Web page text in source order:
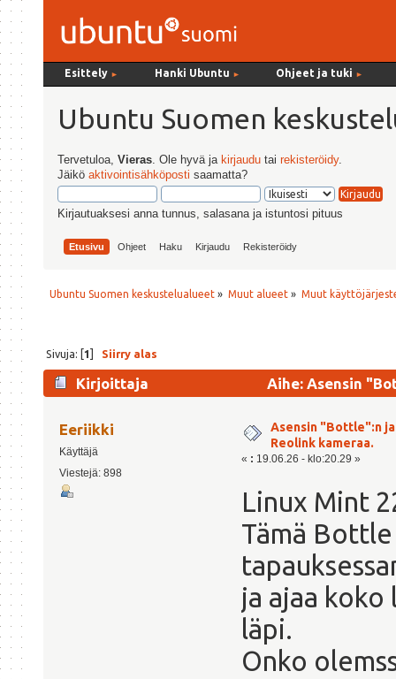
Esittely ► Hanki Ubuntu ► Ohjeet ja tuki ►
Ubuntu Suomen
Tervetuloa,Vieras . Ole hyvä ja kirjaudu tairekisteröidy.
Jäiköaktivointisähköposti saamatta?
Kirjautuaksesi anna tunnus, salasana ja istuntosi pituus
Etusivu Ohjeet Haku Kirjaudu Rekisteröidy
Ubuntu Suomen keskustelualueet » Muut alueet» Muut
Sivuja: [1] Siirry alas
Kirjoittaja
Aihe: Asensin
Eeriikki
Käyttäjä
Viestejä: 898
Asensin "Bottle":n ja
Reolink kameraa.
« : 19.06.26 - klo:20.29 »
Linux Mint
Tämä
ja ajaa
läpi.
Onko